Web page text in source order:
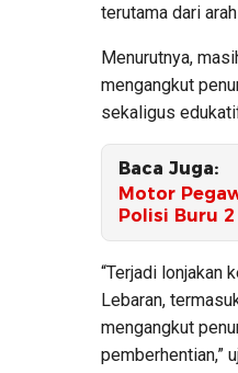
terutama dari
Menurutnya,
mengangkut
sekaligus
Baca Juga:
Motor
Polisi Buru
“Terjadi lonjakan
Lebaran,
mengangkut
pemberhentian,”